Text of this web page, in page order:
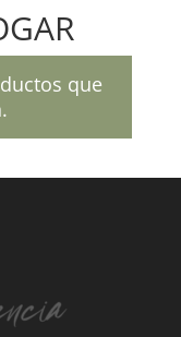
que